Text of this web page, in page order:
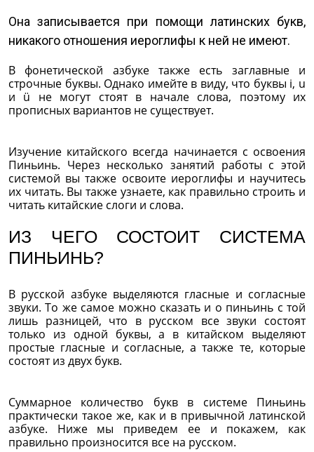
Она записывается при помощи латинских букв,
никакого отношения иероглифы к ней не имеют.
В фонетической азбуке также есть заглавные и
строчные буквы. Однако имейте в виду, что буквы i, u
и ü не могут стоят в начале слова, поэтому их
прописных вариантов не существует.
Изучение китайского всегда начинается с освоения
Пиньинь. Через несколько занятий работы с этой
системой вы также освоите иероглифы и научитесь
их читать. Вы также узнаете, как правильно строить и
читать китайские слоги и слова.
ИЗ ЧЕГО СОСТОИТ СИСТЕМА
ПИНЬИНЬ?
В русской азбуке выделяются гласные и согласные
звуки. То же самое можно сказать и о пиньинь с той
лишь разницей, что в русском все звуки состоят
только из одной буквы, а в китайском выделяют
простые гласные и согласные, а также те, которые
состоят из двух букв.
Суммарное количество букв в системе Пиньинь
практически такое же, как и в привычной латинской
азбуке. Ниже мы приведем ее и покажем, как
правильно произносится все на русском.